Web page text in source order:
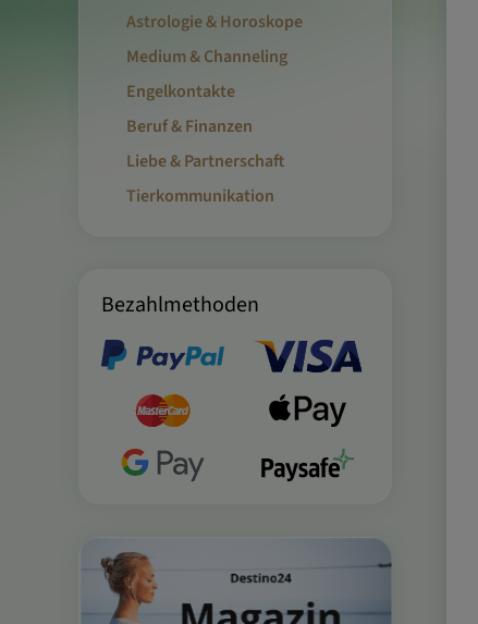
Astrologie & Horoskope
Medium & Channeling
Engelkontakte
Beruf & Finanzen
Liebe & Partnerschaft
Tierkommunikation
Bezahlmethoden